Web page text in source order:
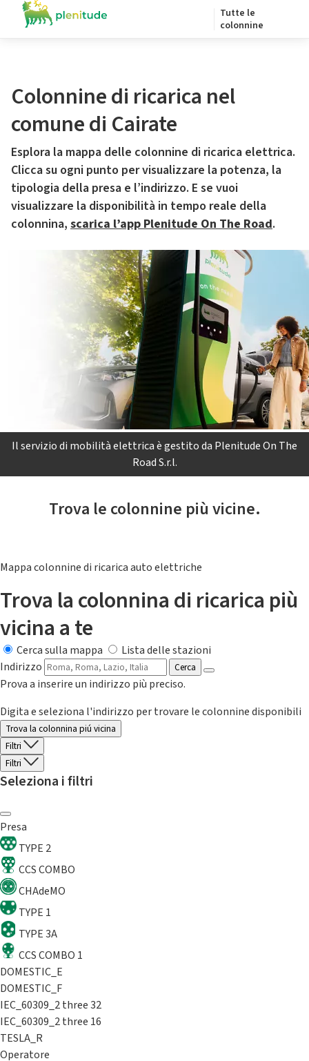
Tutte le
colonnine
Colonnine di ricarica nel
comune di Cairate
Esplora la mappa delle colonnine di ricarica elettrica.
Clicca su ogni punto per visualizzare la potenza, la
tipologia della presa e l’indirizzo. E se vuoi
visualizzare la disponibilità in tempo reale della
colonnina, scarica l’app Plenitude On The Road.
Il servizio di mobilità elettrica è gestito da Plenitude On The
Road S.r.l.
Trova le colonnine più vicine.
Mappa colonnine di ricarica auto elettriche
Trova la colonnina di ricarica più
vicina a te
Cerca sulla mappa
Lista delle stazioni
Indirizzo
Cerca
Prova a inserire un indirizzo più preciso.
Digita e seleziona l'indirizzo per trovare le colonnine disponibili
Trova la colonnina piú vicina
Filtri
Filtri
Seleziona i filtri
Presa
TYPE 2
CCS COMBO
CHAdeMO
TYPE 1
TYPE 3A
CCS COMBO 1
DOMESTIC_E
DOMESTIC_F
IEC_60309_2 three 32
IEC_60309_2 three 16
TESLA_R
Operatore